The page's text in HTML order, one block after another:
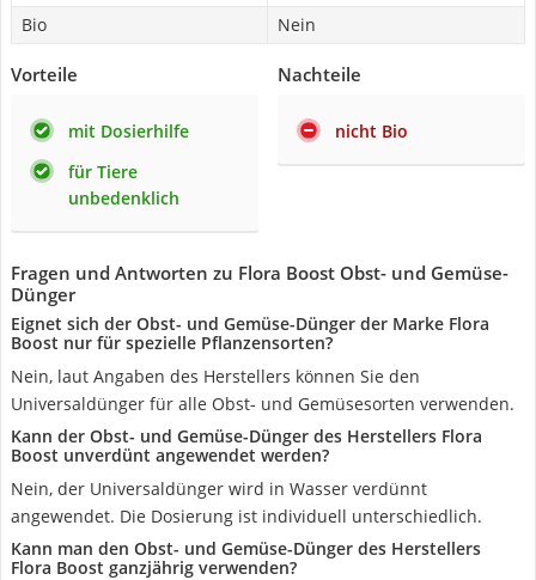
Bio
Nein
Vorteile
mit Dosierhilfe
für Tiere
unbedenklich
Nachteile
nicht Bio
Fragen und Antworten zu Flora Boost Obst- und Gemüse-
Dünger
Eignet sich der Obst- und Gemüse-Dünger der Marke Flora
Boost nur für spezielle Pflanzensorten?
Nein, laut Angaben des Herstellers können Sie den
Universaldünger für alle Obst- und Gemüsesorten verwenden.
Kann der Obst- und Gemüse-Dünger des Herstellers Flora
Boost unverdünt angewendet werden?
Nein, der Universaldünger wird in Wasser verdünnt
angewendet. Die Dosierung ist individuell unterschiedlich.
Kann man den Obst- und Gemüse-Dünger des Herstellers
Flora Boost ganzjährig verwenden?